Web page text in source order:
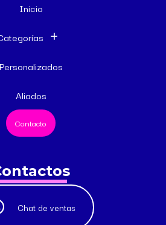
Inicio
Personalizados
Aliados
Contacto
Chat de ventas